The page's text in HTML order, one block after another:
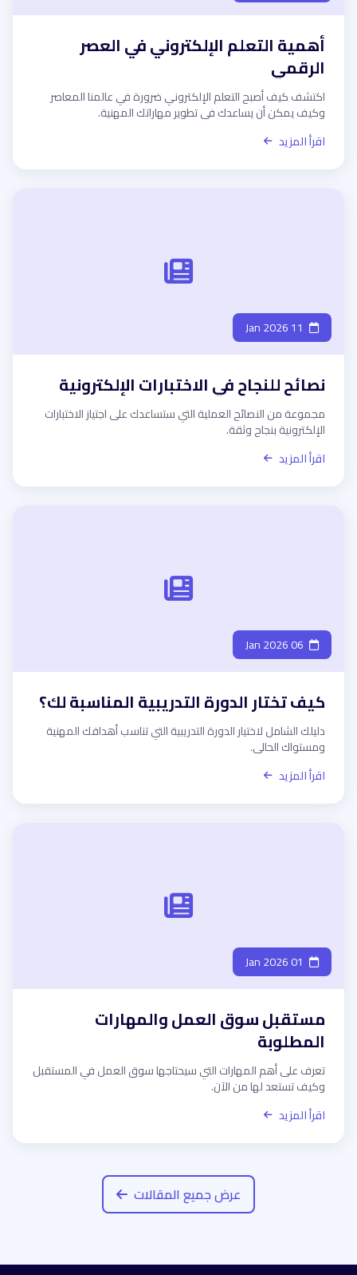
أهمية التعلم الإلكتروني في العصر
الرقمي
اكتشف كيف أصبح التعلم الإلكتروني ضرورة في عالمنا المعاصر
وكيف يمكن أن يساعدك في تطوير مهاراتك المهنية.
اقرأ المزيد
نصائح للنجاح في الاختبارات الإلكترونية
مجموعة من النصائح العملية التي ستساعدك على اجتياز الاختبارات
الإلكترونية بنجاح وثقة.
اقرأ المزيد
كيف تختار الدورة التدريبية المناسبة لك؟
دليلك الشامل لاختيار الدورة التدريبية التي تناسب أهدافك المهنية
ومستواك الحالي.
اقرأ المزيد
مستقبل سوق العمل والمهارات
المطلوبة
تعرف على أهم المهارات التي سيحتاجها سوق العمل في المستقبل
وكيف تستعد لها من الآن.
اقرأ المزيد
عرض جميع المقالات